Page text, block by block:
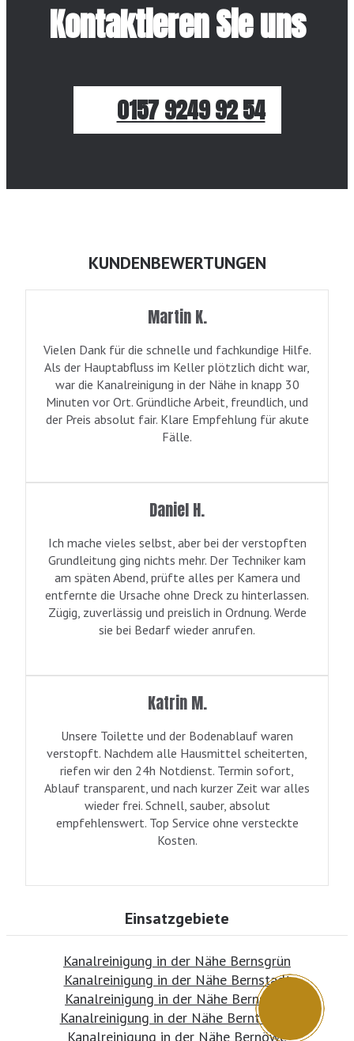
Kontaktieren Sie uns
0157 9249 92 54
KUNDENBEWERTUNGEN
Martin K.
Vielen Dank für die schnelle und fachkundige Hilfe.
Als der Hauptabfluss im Keller plötzlich dicht war,
war die Kanalreinigung in der Nähe in knapp 30
Minuten vor Ort. Gründliche Arbeit, freundlich, und
der Preis absolut fair. Klare Empfehlung für akute
Fälle.
Daniel H.
Ich mache vieles selbst, aber bei der verstopften
Grundleitung ging nichts mehr. Der Techniker kam
am späten Abend, prüfte alles per Kamera und
entfernte die Ursache ohne Dreck zu hinterlassen.
Zügig, zuverlässig und preislich in Ordnung. Werde
sie bei Bedarf wieder anrufen.
Katrin M.
Unsere Toilette und der Bodenablauf waren
verstopft. Nachdem alle Hausmittel scheiterten,
riefen wir den 24h Notdienst. Termin sofort,
Ablauf transparent, und nach kurzer Zeit war alles
wieder frei. Schnell, sauber, absolut
empfehlenswert. Top Service ohne versteckte
Kosten.
Einsatzgebiete
Kanalreinigung in der Nähe Bernsgrün
Kanalreinigung in der Nähe Bernstadt
Kanalreinigung in der Nähe Bernstorf
Kanalreinigung in der Nähe Bernterode
Kanalreinigung in der Nähe Bernöwe